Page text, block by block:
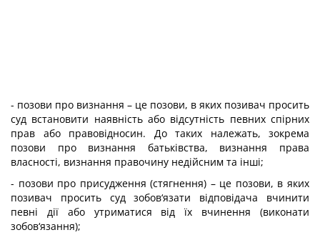
- позови про визнання – це позови, в яких позивач просить
суд встановити наявність або відсутність певних спірних
прав або правовідносин. До таких належать, зокрема
позови про визнання батьківства, визнання права
власності, визнання правочину недійсним та інші;
- позови про присудження (стягнення) – це позови, в яких
позивач просить суд зобов‘язати відповідача вчинити
певні дії або утриматися від їх вчинення (виконати
зобов‘язання);